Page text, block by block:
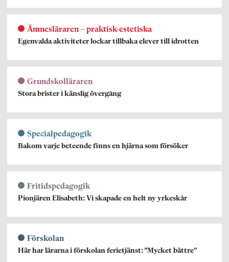
Ämnesläraren – praktisk-estetiska
Egenvalda aktiviteter lockar tillbaka elever till idrotten
Grundskolläraren
Stora brister i känslig övergång
Specialpedagogik
Bakom varje beteende finns en hjärna som försöker
Fritidspedagogik
Pionjären Elisabeth: Vi skapade en helt ny yrkeskår
Förskolan
Här har lärarna i förskolan ferietjänst: ”Mycket bättre”